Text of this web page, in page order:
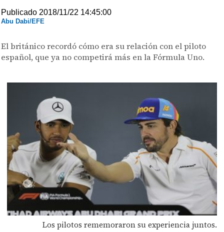
Publicado 2018/11/22 14:45:00
Abu Dabi/EFE
El británico recordó cómo era su relación con el piloto
español, que ya no competirá más en la Fórmula Uno.
Los pilotos rememoraron su experiencia juntos.